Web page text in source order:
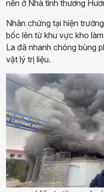
nến ở Nhà tình thương
Nhân chứng tại hiện
bốc lên từ khu vực kho
La đã nhanh chóng bùng
vật lý trị liệu.